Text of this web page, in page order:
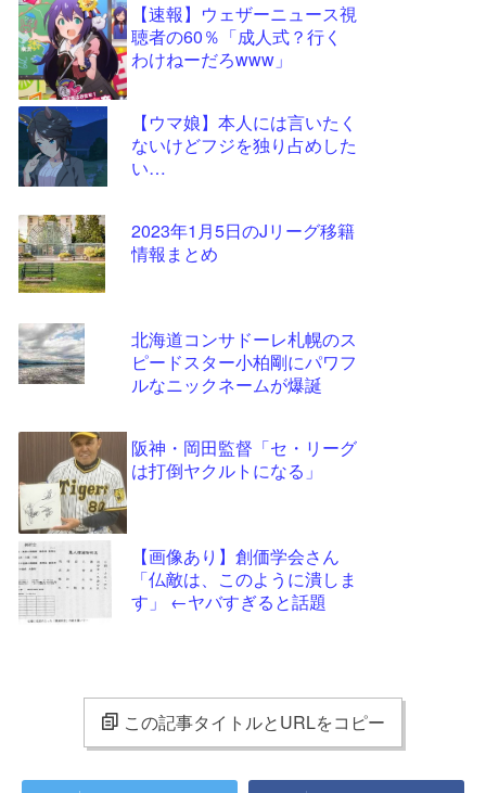
【速報】ウェザーニュース視
聴者の60％「成人式？行く
わけねーだろwww」
【ウマ娘】本人には言いたく
ないけどフジを独り占めした
い…
2023年1月5日のJリーグ移籍
情報まとめ
北海道コンサドーレ札幌のス
ピードスター小柏剛にパワフ
ルなニックネームが爆誕
阪神・岡田監督「セ・リーグ
は打倒ヤクルトになる」
【画像あり】創価学会さん
「仏敵は、このように潰しま
す」 ←ヤバすぎると話題
この記事タイトルとURLをコピー